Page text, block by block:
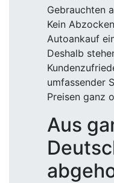
Gebrauchten
Kein
Autoankauf
Deshalb
umfassender
Preisen ganz
Aus